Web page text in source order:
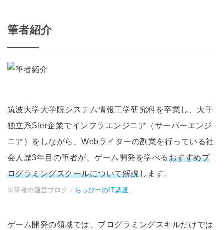
筆者紹介
筑波大学大学院システム情報工学研究科を卒業し、大手
独立系SIer企業でインフラエンジニア（サーバーエンジ
ニア）をしながら、Webライターの副業を行っている社
会人歴3年目の筆者が、ゲーム開発を学べるおすすめプ
ログラミングスクールについて解説します。
※筆者の運営ブログ： ちっびーのIT講座
ゲーム開発の領域では、プログラミングスキルだけでは